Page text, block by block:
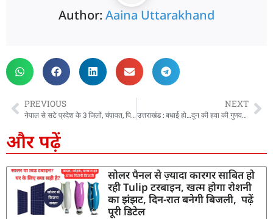
Author: Aaina Uttarakhand
PREVIOUS
नेपाल से सटे प्रदेश के 3 जिलों, चंपावत, पिथौरागढ़, और उधमसिंह नगर में अलर्ट, CM धामी ने की तीनों जिलों के उच्चाधिकारियों के साथ बैठक, दिए सुरक्षा बढ़ाने के निर्देश
NEXT
उत्तराखंड : बधाई हो…दून की हवा की गुणवत्ता हुई बेहतर, राष्ट्रीय स्वच्छ वायु सर्वेक्षण में टॉप 20 में शामिल
और पढ़ें
सोलर पैनल से ज़्यादा कारगर साबित हो
रही Tulip टरबाइन, खत्म होगा रोशनी
का झंझट, दिन-रात बनेगी बिजली, पढ़ें
पूरी डिटेल